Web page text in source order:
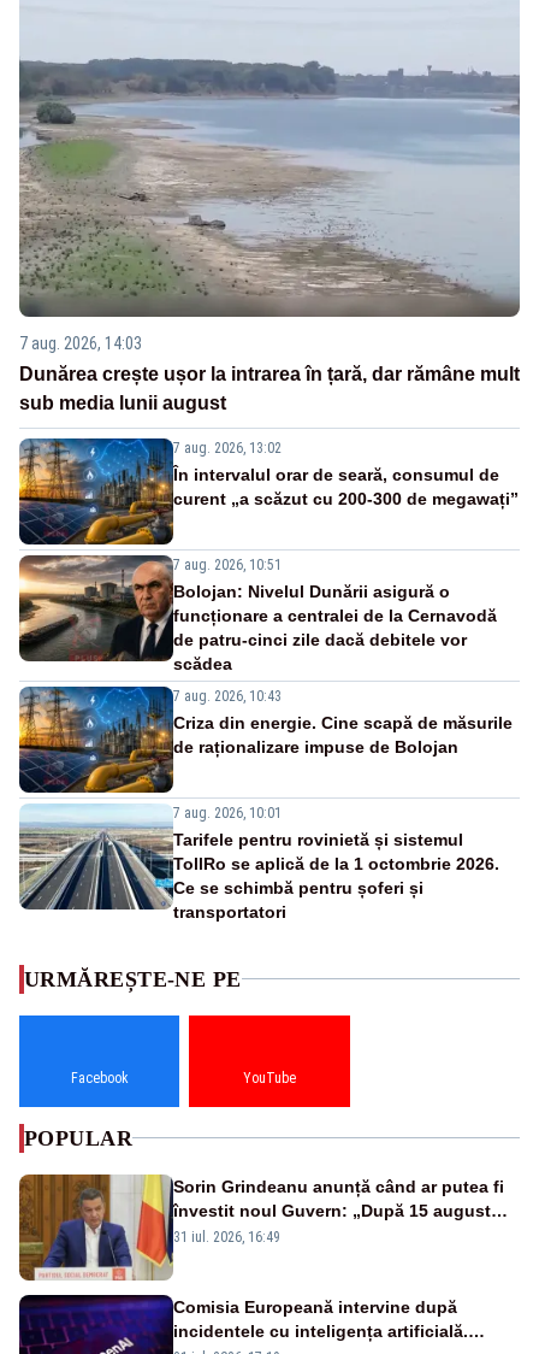
7 aug. 2026, 14:03
Dunărea crește ușor la intrarea în țară, dar rămâne mult
sub media lunii august
7 aug. 2026, 13:02
În intervalul orar de seară, consumul de
curent „a scăzut cu 200-300 de megawați”
7 aug. 2026, 10:51
Bolojan: Nivelul Dunării asigură o
funcționare a centralei de la Cernavodă
de patru-cinci zile dacă debitele vor
scădea
7 aug. 2026, 10:43
Criza din energie. Cine scapă de măsurile
de raționalizare impuse de Bolojan
7 aug. 2026, 10:01
Tarifele pentru rovinietă și sistemul
TollRo se aplică de la 1 octombrie 2026.
Ce se schimbă pentru șoferi și
transportatori
URMĂREȘTE-NE PE
Facebook YouTube
POPULAR
Sorin Grindeanu anunță când ar putea fi
învestit noul Guvern: „După 15 august
sunt șanse mai mari”
31 iul. 2026, 16:49
Comisia Europeană intervine după
incidentele cu inteligența artificială.